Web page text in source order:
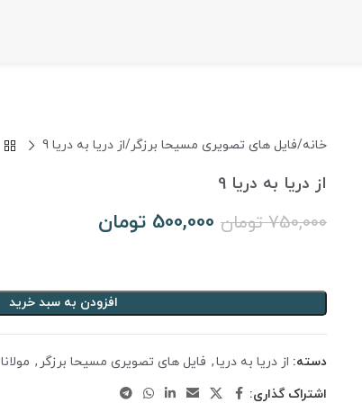
خانه فایل های تصویری مسیحا برزگر از دریا به دریا 9
از دریا به دریا 9
750,000 تومان 500,000 تومان
افزودن به سبد خرید
دسته: از دریا به دریا, فایل های تصویری مسیحا برزگر , مولانا
اشتراک گذاری: